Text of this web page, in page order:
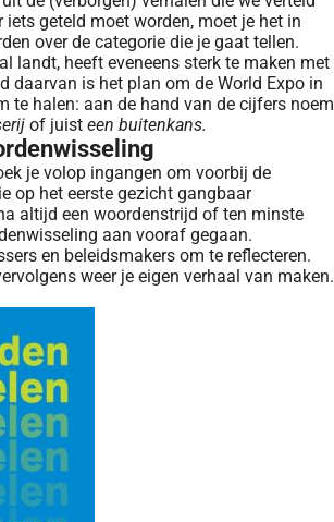
iets geteld moet worden, moet je het in
over de categorie die je gaat tellen.
landt, heeft eveneens sterk te maken met
daarvan is het plan om de World Expo in
te halen: aan de hand van de cijfers noem
of juist een buitenkans.
je volop ingangen om voorbij de
op het eerste gezicht gangbaar
altijd een woordenstrijd of ten minste
aan vooraf gegaan.
en beleidsmakers om te reflecteren.
weer je eigen verhaal van maken.